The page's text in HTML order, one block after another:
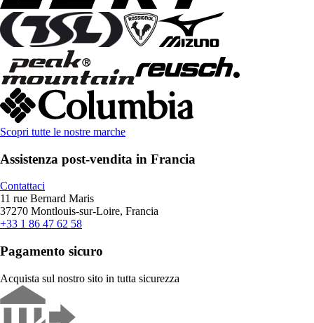
Scopri tutte le nostre marche
Assistenza post-vendita in Francia
Contattaci
11 rue Bernard Maris
37270 Montlouis-sur-Loire, Francia
+33 1 86 47 62 58
Pagamento sicuro
Acquista sul nostro sito in tutta sicurezza